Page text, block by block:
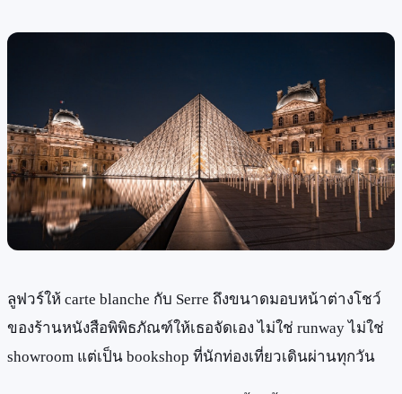
ลูฟวร์ให้ carte blanche กับ Serre ถึงขนาดมอบหน้าต่างโชว์
ของร้านหนังสือพิพิธภัณฑ์ให้เธอจัดเอง ไม่ใช่ runway ไม่ใช่
showroom แต่เป็น bookshop ที่นักท่องเที่ยวเดินผ่านทุกวัน